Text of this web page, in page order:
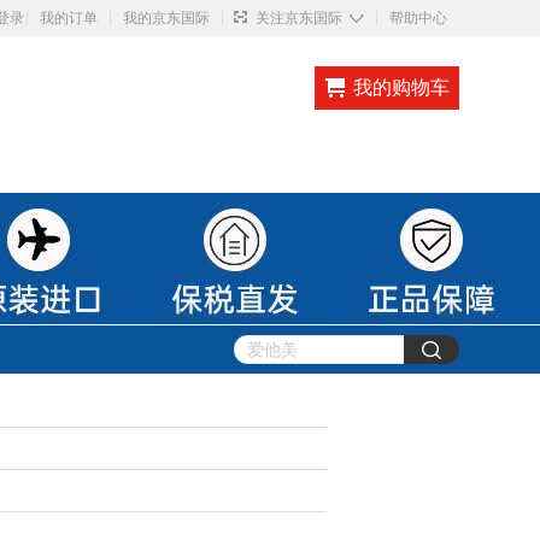
录 我的订单 我的京东国际 关注京东国际 ◇ 帮助中心
我的购物车